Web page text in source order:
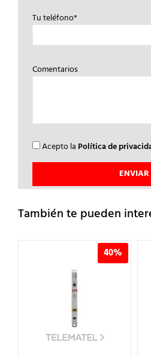
Tu teléfono*
Comentarios
Acepto la Política de
También te pueden
40%